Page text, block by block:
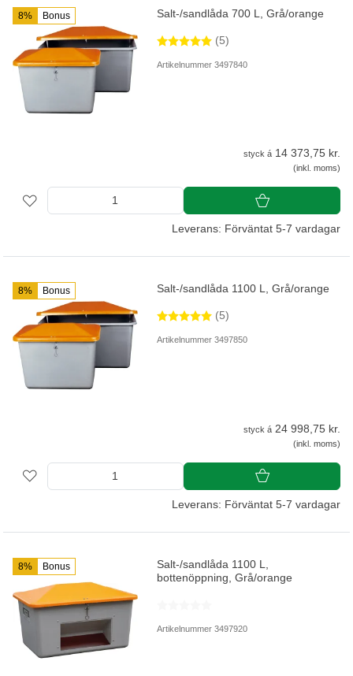
8% Bonus Salt-/sandlåda 700 L, Grå/orange
(5)
Artikelnummer 3497840
styck á 14 373,75 kr.
(inkl. moms)
Leverans: Förväntat 5-7 vardagar
8% Bonus Salt-/sandlåda 1100 L, Grå/orange
(5)
Artikelnummer 3497850
styck á 24 998,75 kr.
(inkl. moms)
Leverans: Förväntat 5-7 vardagar
8% Bonus
Salt-/sandlåda 1100 L,
bottenöppning, Grå/orange
Artikelnummer 3497920